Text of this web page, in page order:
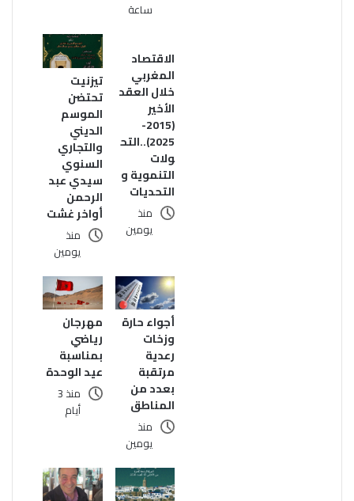
ساعة
الاقتصاد
المغربي
خلال العقد
الأخير
(2015-
2025)..التح
ولات
التنموية و
التحديات
منذ
يومين
تيزنيت
تحتضن
الموسم
الديني
والتجاري
السنوي
سيدي عبد
الرحمن
أواخر غشت
منذ
يومين
أجواء حارة
وزخات
رعدية
مرتقبة
بعدد من
المناطق
منذ
يومين
مهرجان
رياضي
بمناسبة
عيد الوحدة
منذ 3
أيام